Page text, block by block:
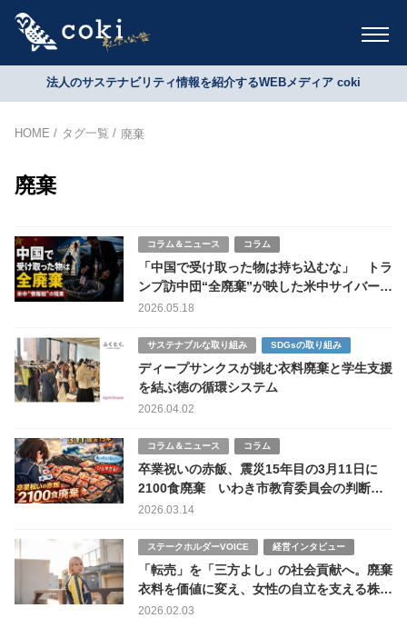
法人のサステナビリティ情報を紹介するWEBメディア coki
HOME タグ一覧 廃棄
廃棄
コラム＆ニュース コラム
「中国で受け取った物は持ち込むな」 トラ
ンプ訪中団“全廃棄”が映した米中サイバー戦
争
2026.05.18
サステナブルな取り組み SDGsの取り組み
ディープサンクスが挑む衣料廃棄と学生支援
を結ぶ徳の循環システム
2026.04.02
コラム＆ニュース コラム
卒業祝いの赤飯、震災15年目の3月11日に
2100食廃棄 いわき市教育委員会の判断に
批判殺到
2026.03.14
ステークホルダーVOICE 経営インタビュー
「転売」を「三方よし」の社会貢献へ。廃棄
衣料を価値に変え、女性の自立を支える株式
会社Meroneの挑戦
2026.02.03